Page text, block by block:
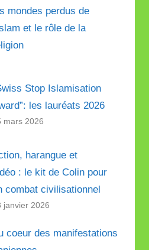
mondes perdus de
et le rôle de la
Stop Islamisation
les lauréats 2026
mars 2026
harangue et
: le kit de Colin pour
combat civilisationnel
janvier 2026
coeur des manifestations